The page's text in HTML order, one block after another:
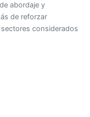
abordaje y
de reforzar
considerados